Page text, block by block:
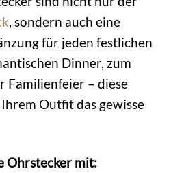
, sondern auch eine
für jeden festlichen
Dinner, zum
Familienfeier – diese
Outfit das gewisse
Ohrstecker mit: